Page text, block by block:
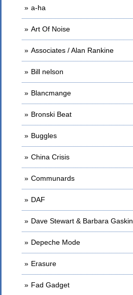
a-ha
Art Of Noise
Associates / Alan Rankine
Bill nelson
Blancmange
Bronski Beat
Buggles
China Crisis
Communards
DAF
Dave Stewart & Barbara Gaskin
Depeche Mode
Erasure
Fad Gadget